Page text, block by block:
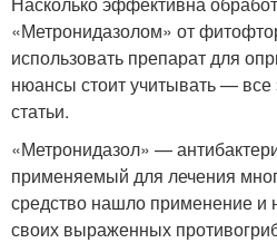
«Метронидазолом» от
использовать препарат для
нюансы стоит учитывать — все
статьи.
«Метронидазол» —
применяемый для лечения
средство нашло применение и
своих выраженных